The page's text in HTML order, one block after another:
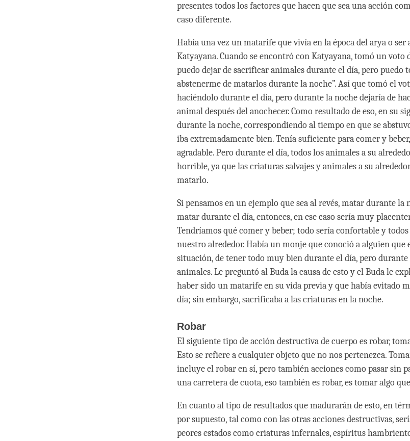
presentes todos los factores que hacen que sea una acción
caso diferente.
Había una vez un matarife que vivía en la época del arya o
Katyayana. Cuando se encontró con Katyayana, tomó un voto
puedo dejar de sacrificar animales durante el día, pero puedo
abstenerme de matarlos durante la noche”. Así que tomó el
haciéndolo durante el día, pero durante la noche dejaría de
animal después del anochecer. Como resultado de eso, en su
durante la noche, correspondiendo al tiempo en que se
iba extremadamente bien. Tenía suficiente para comer y
agradable. Pero durante el día, todos los animales a su
horrible, ya que las criaturas salvajes y animales a su
matarlo.
Si pensamos en un ejemplo que sea al revés, matar durante la
matar durante el día, entonces, en ese caso sería muy
Tendríamos qué comer y beber; todo sería confortable y
nuestro alrededor. Había un monje que conoció a alguien que
situación, de tener todo muy bien durante el día, pero durante
animales. Le preguntó al Buda la causa de esto y el Buda le
haber sido un matarife en su vida previa y que había evitado
día; sin embargo, sacrificaba a las criaturas en la noche.
Robar
El siguiente tipo de acción destructiva de cuerpo es robar,
Esto se refiere a cualquier objeto que no nos pertenezca.
incluye el robar en sí, pero también acciones como pasar sin
una carretera de cuota, eso también es robar, es tomar algo
En cuanto al tipo de resultados que madurarán de esto, en
por supuesto, tal como con las otras acciones destructivas,
peores estados como criaturas infernales, espíritus